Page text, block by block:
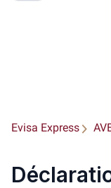
Evisa Express